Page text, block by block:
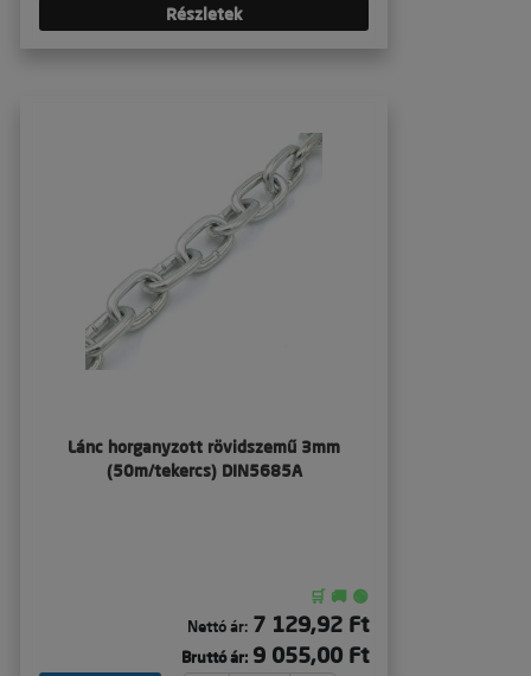
Részletek
Lánc horganyzott rövidszemű 3mm
(50m/tekercs) DIN5685A
🛒 🚚 🟢
Nettó ár: 7 129,92 Ft
Bruttó ár: 9 055,00 Ft